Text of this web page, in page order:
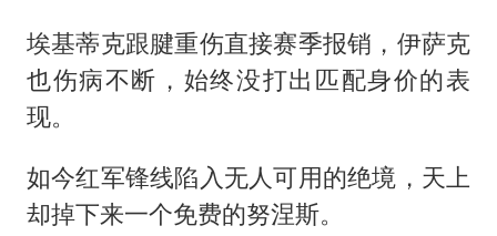
埃基蒂克跟腱重伤直接赛季报销，伊萨克
也伤病不断，始终没打出匹配身价的表
现。
如今红军锋线陷入无人可用的绝境，天上
却掉下来一个免费的努涅斯。